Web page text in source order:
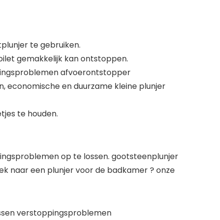
te gebruiken.
gemakkelijk kan ontstoppen.
afvoerontstopper
economische en duurzame kleine plunjer
te houden.
op te lossen. gootsteenplunjer
naar een plunjer voor de badkamer ? onze
verstoppingsproblemen